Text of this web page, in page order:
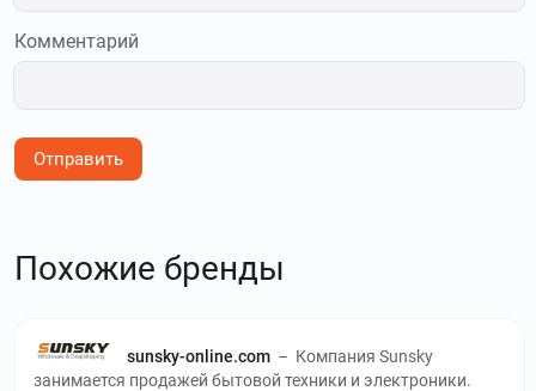
Комментарий
Отправить
Похожие бренды
sunsky-online.com – Компания Sunsky
занимается продажей бытовой техники и электроники.